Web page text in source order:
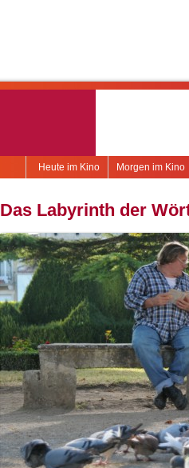
Morgen im Kino
Heute im Kino
Das Labyrinth der